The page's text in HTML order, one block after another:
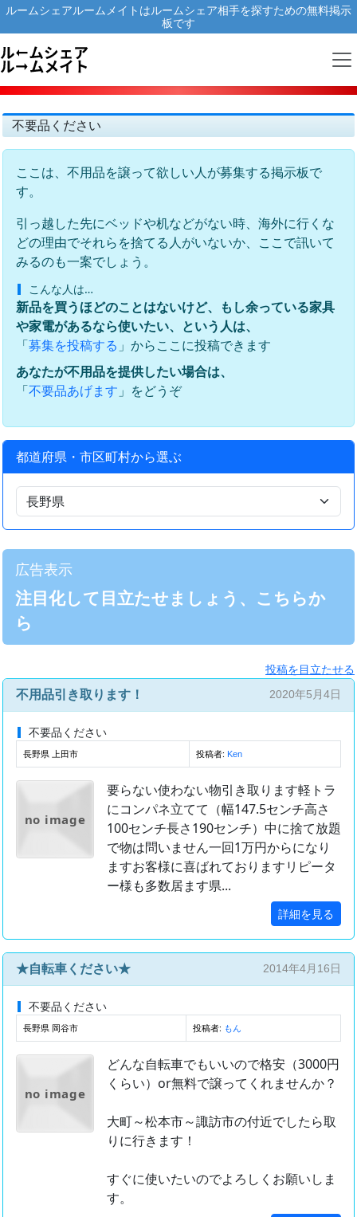
ルームシェアルームメイトはルームシェア相手を探すための無料掲示
板です
不要品ください
ここは、不用品を譲って欲しい人が募集する掲示板で
す。
引っ越した先にベッドや机などがない時、海外に行くな
どの理由でそれらを捨てる人がいないか、ここで訊いて
みるのも一案でしょう。
こんな人は…
新品を買うほどのことはないけど、もし余っている家具
や家電があるなら使いたい、という人は、
「募集を投稿する 」からここに投稿できます
あなたが不用品を提供したい場合は、
「不要品あげます 」をどうぞ
都道府県・市区町村から選ぶ
広告表示
注目化して目立たせましょう、こちらか
ら
投稿を目立たせる
不用品引き取ります！ 2020年5月4日
不要品ください
長野県 上田市 投稿者: Ken
no image
要らない使わない物引き取ります軽トラ
にコンパネ立てて（幅147.5センチ高さ
100センチ長さ190センチ）中に捨て放題
で物は問いません一回1万円からになり
ますお客様に喜ばれておりますリピータ
ー様も多数居ます県...
詳細を見る
★自転車ください★ 2014年4月16日
不要品ください
長野県 岡谷市 投稿者: もん
no image
どんな自転車でもいいので格安（3000円
くらい）or無料で譲ってくれませんか？
大町～松本市～諏訪市の付近でしたら取
りに行きます！
すぐに使いたいのでよろしくお願いしま
す。